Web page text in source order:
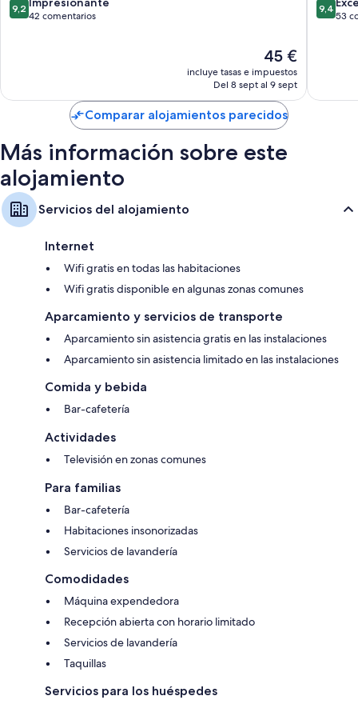
Sarria
sobre
9,2
42 comentarios
El
precio
actual
de
45 €
45 €
incluye tasas e impuestos
Del 8 sept al 9 sept
sobre
9,4
53
Comparar alojamientos parecidos
Más información sobre este
alojamiento
Servicios del alojamiento
Internet
Wifi gratis en todas las habitaciones
Wifi gratis disponible en algunas zonas comunes
Aparcamiento y servicios de transporte
Aparcamiento sin asistencia gratis en las instalaciones
Aparcamiento sin asistencia limitado en las instalaciones
Comida y bebida
Bar-cafetería
Actividades
Televisión en zonas comunes
Para familias
Bar-cafetería
Habitaciones insonorizadas
Servicios de lavandería
Comodidades
Máquina expendedora
Recepción abierta con horario limitado
Servicios de lavandería
Taquillas
Servicios para los huéspedes